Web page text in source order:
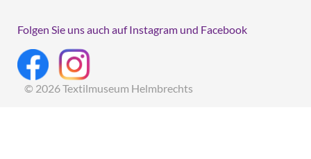
Folgen Sie uns auch auf Instagram und Facebook
© 2026 Textilmuseum Helmbrechts